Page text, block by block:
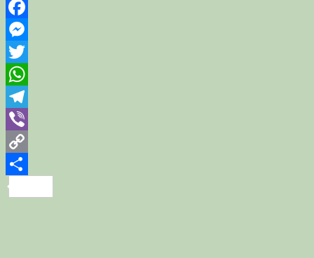
Facebook
Messenger
Twitter
WhatsApp
Telegram
Viber
Copy
Link